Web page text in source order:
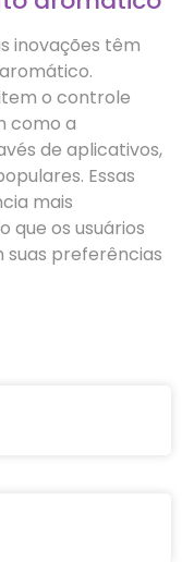
inovações têm
o controle
como a
de aplicativos,
Essas
mais
que os usuários
suas preferências